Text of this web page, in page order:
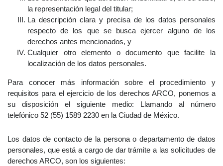
la representación legal del titular;
La descripción clara y precisa de los datos personales
respecto de los que se busca ejercer alguno de los
derechos antes mencionados, y
Cualquier otro elemento o documento que facilite la
localización de los datos personales.
Para conocer más información sobre el procedimiento y
requisitos para el ejercicio de los derechos ARCO, ponemos a
su disposición el siguiente medio: Llamando al número
telefónico 52 (55) 1589 2230 en la Ciudad de México.
Los datos de contacto de la persona o departamento de datos
personales, que está a cargo de dar trámite a las solicitudes de
derechos ARCO, son los siguientes: